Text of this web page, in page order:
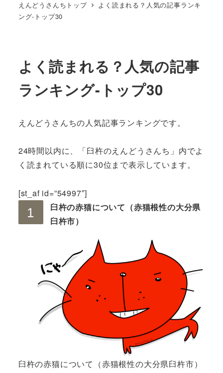
えんどうさんちトップ
よく読まれる？人気の記事ランキ
ング-トップ30
よく読まれる？人気の記事
ランキング-トップ30
えんどうさんちの人気記事ランキングです。
24時間以内に、「臼杵のえんどうさんち」内でよ
く読まれている順に30位まで表示しています。
[st_af id=”54997″]
臼杵の赤猫について（赤猫根性の大分県
臼杵市）
臼杵の赤猫について（赤猫根性の大分県臼杵市）